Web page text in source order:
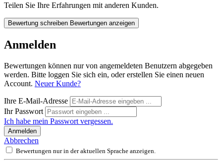
Teilen Sie Ihre Erfahrungen mit anderen Kunden.
Bewertung schreiben Bewertungen anzeigen
Anmelden
Bewertungen können nur von angemeldeten Benutzern abgegeben
werden. Bitte loggen Sie sich ein, oder erstellen Sie einen neuen
Account. Neuer Kunde?
Ihre E-Mail-Adresse
Ihr Passwort
Ich habe mein Passwort vergessen.
Anmelden
Abbrechen
Bewertungen nur in der aktuellen Sprache anzeigen.